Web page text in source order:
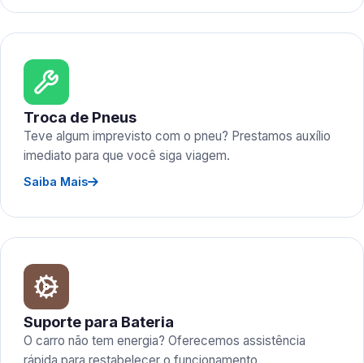
Troca de Pneus
Teve algum imprevisto com o pneu? Prestamos auxílio
imediato para que você siga viagem.
Saiba Mais
Suporte para Bateria
O carro não tem energia? Oferecemos assistência